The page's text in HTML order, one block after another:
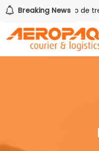
Breaking News
Gana uno de tres